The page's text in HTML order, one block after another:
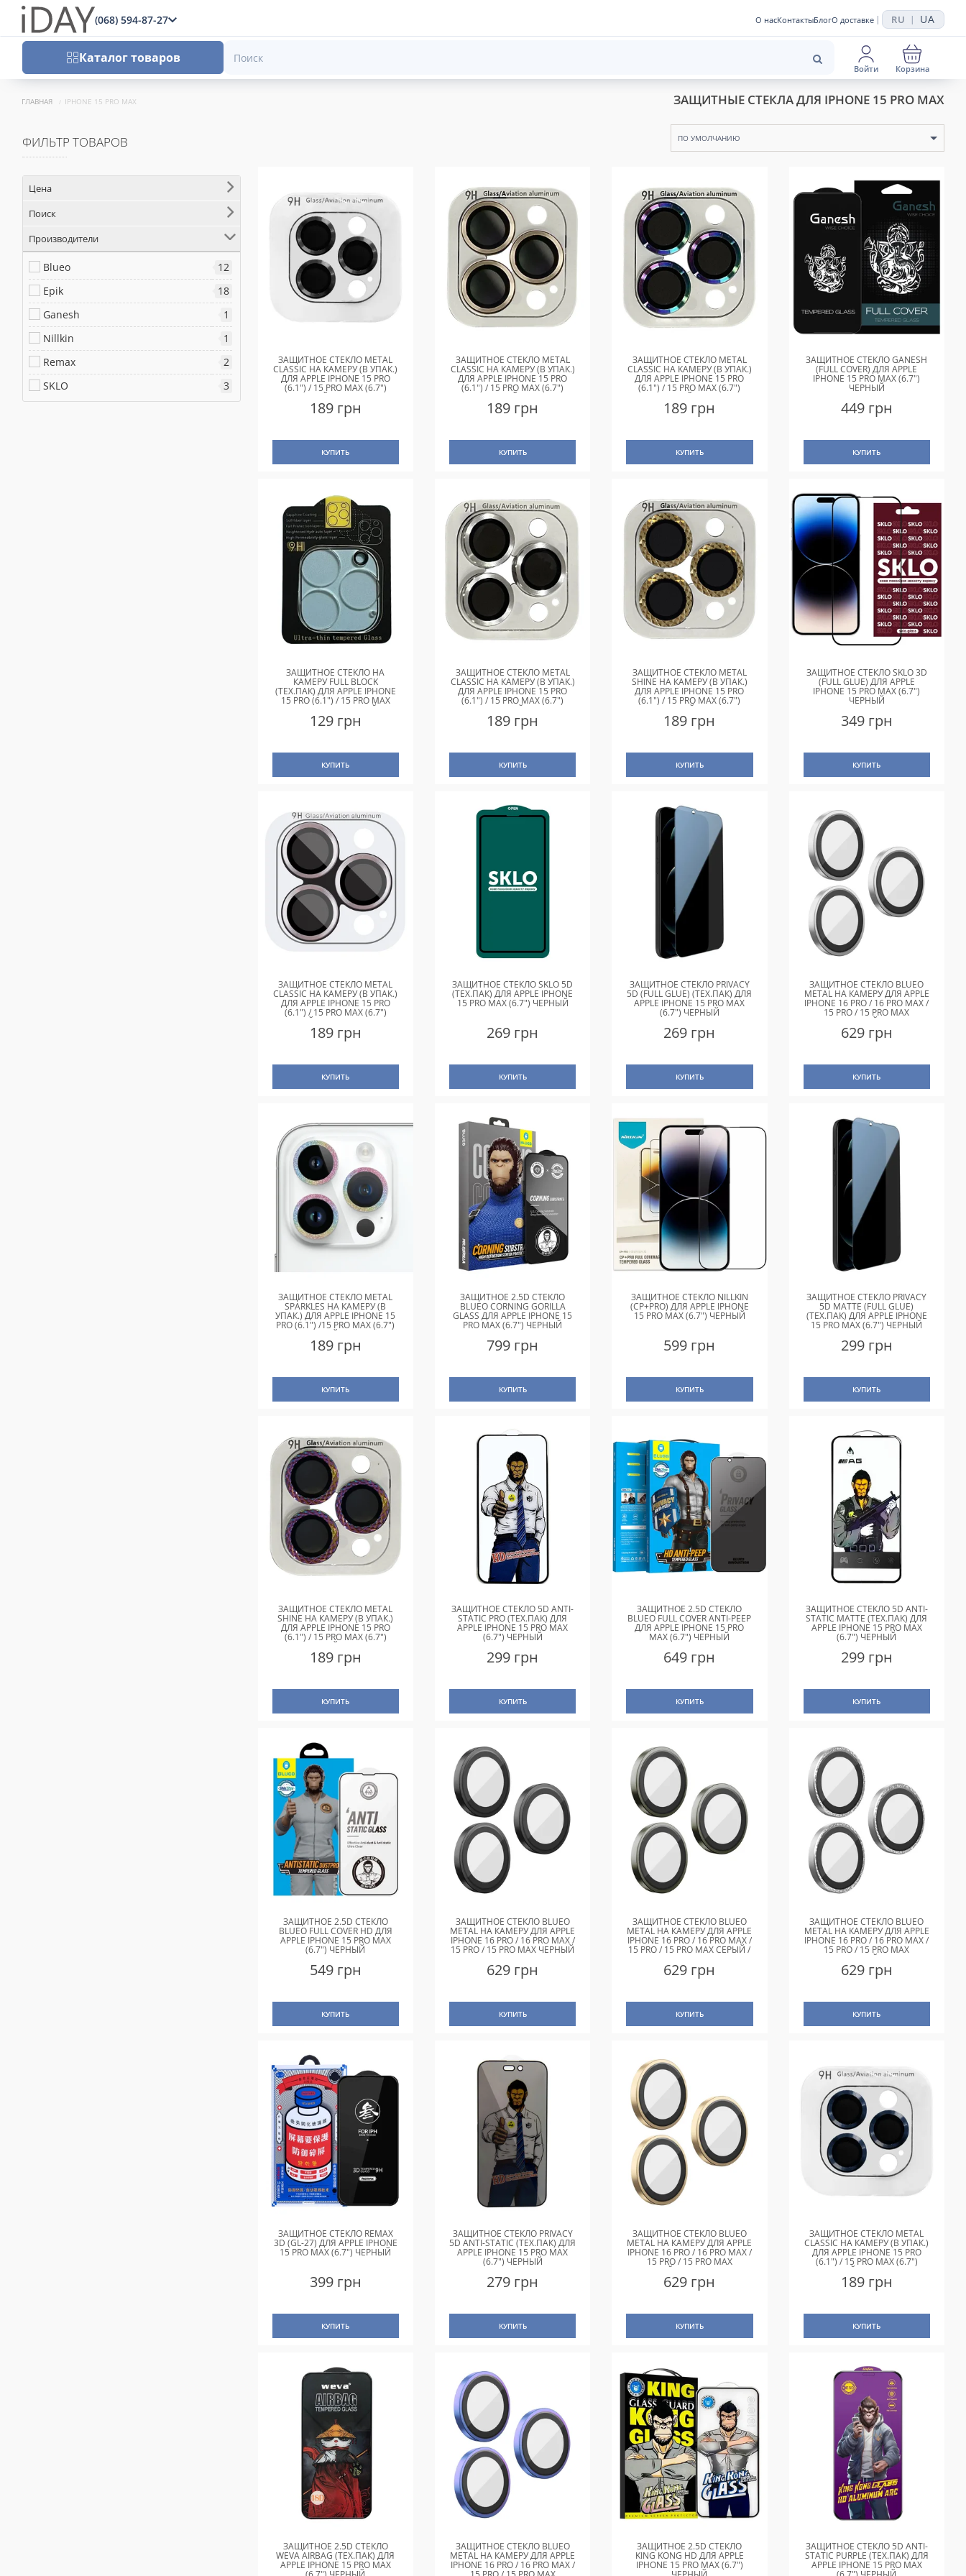
(068) 594-87-27 О насКонтактыБлогО доставке | RU | UA
Каталог товаров
Войти Корзина
ГЛАВНАЯ IPHONE 15 PRO MAX ЗАЩИТНЫЕ СТЕКЛА ДЛЯ IPHONE 15 PRO MAX
ФИЛЬТР ТОВАРОВ
Цена
Поиск
Производители
Blueo
12
Epik
18
Ganesh
1
Nillkin
1
Remax
2
SKLO
3
ПО УМОЛЧАНИЮ
ЗАЩИТНОЕ СТЕКЛО METAL
CLASSIC НА КАМЕРУ (В УПАК.)
ДЛЯ APPLE IPHONE 15 PRO
(6.1") / 15 PRO MAX (6.7")
ЧЕРНЫЙ / MIDNIGHT
189 грн
КУПИТЬ
ЗАЩИТНОЕ СТЕКЛО METAL
CLASSIC НА КАМЕРУ (В УПАК.)
ДЛЯ APPLE IPHONE 15 PRO
(6.1") / 15 PRO MAX (6.7")
ЗОЛОТОЙ / GOLD
189 грн
КУПИТЬ
ЗАЩИТНОЕ СТЕКЛО METAL
CLASSIC НА КАМЕРУ (В УПАК.)
ДЛЯ APPLE IPHONE 15 PRO
(6.1") / 15 PRO MAX (6.7")
СИРЕНЕВЫЙ / RAINBOW
189 грн
КУПИТЬ
ЗАЩИТНОЕ СТЕКЛО GANESH
(FULL COVER) ДЛЯ APPLE
IPHONE 15 PRO MAX (6.7")
ЧЕРНЫЙ
449 грн
КУПИТЬ
ЗАЩИТНОЕ СТЕКЛО НА
КАМЕРУ FULL BLOCK
(ТЕХ.ПАК) ДЛЯ APPLE IPHONE
15 PRO (6.1") / 15 PRO MAX
(6.7") ПРОЗРАЧНЫЙ
129 грн
КУПИТЬ
ЗАЩИТНОЕ СТЕКЛО METAL
CLASSIC НА КАМЕРУ (В УПАК.)
ДЛЯ APPLE IPHONE 15 PRO
(6.1") / 15 PRO MAX (6.7")
СЕРЕБРЯНЫЙ / SILVER
189 грн
КУПИТЬ
ЗАЩИТНОЕ СТЕКЛО METAL
SHINE НА КАМЕРУ (В УПАК.)
ДЛЯ APPLE IPHONE 15 PRO
(6.1") / 15 PRO MAX (6.7")
ЗОЛОТОЙ / GOLD
189 грн
КУПИТЬ
ЗАЩИТНОЕ СТЕКЛО SKLO 3D
(FULL GLUE) ДЛЯ APPLE
IPHONE 15 PRO MAX (6.7")
ЧЕРНЫЙ
349 грн
КУПИТЬ
ЗАЩИТНОЕ СТЕКЛО METAL
CLASSIC НА КАМЕРУ (В УПАК.)
ДЛЯ APPLE IPHONE 15 PRO
(6.1") / 15 PRO MAX (6.7")
СЕРЫЙ / TITANIUM GRAY
189 грн
КУПИТЬ
ЗАЩИТНОЕ СТЕКЛО SKLO 5D
(ТЕХ.ПАК) ДЛЯ APPLE IPHONE
15 PRO MAX (6.7") ЧЕРНЫЙ
269 грн
КУПИТЬ
ЗАЩИТНОЕ СТЕКЛО PRIVACY
5D (FULL GLUE) (ТЕХ.ПАК) ДЛЯ
APPLE IPHONE 15 PRO MAX
(6.7") ЧЕРНЫЙ
269 грн
КУПИТЬ
ЗАЩИТНОЕ СТЕКЛО BLUEO
METAL НА КАМЕРУ ДЛЯ APPLE
IPHONE 16 PRO / 16 PRO MAX /
15 PRO / 15 PRO MAX
СЕРЕБРЯНЫЙ / SILVER
629 грн
КУПИТЬ
ЗАЩИТНОЕ СТЕКЛО METAL
SPARKLES НА КАМЕРУ (В
УПАК.) ДЛЯ APPLE IPHONE 15
PRO (6.1") /15 PRO MAX (6.7")
СИРЕНЕВЫЙ / RAINBOW
189 грн
КУПИТЬ
ЗАЩИТНОЕ 2.5D СТЕКЛО
BLUEO CORNING GORILLA
GLASS ДЛЯ APPLE IPHONE 15
PRO MAX (6.7") ЧЕРНЫЙ
799 грн
КУПИТЬ
ЗАЩИТНОЕ СТЕКЛО NILLKIN
(CP+PRO) ДЛЯ APPLE IPHONE
15 PRO MAX (6.7") ЧЕРНЫЙ
599 грн
КУПИТЬ
ЗАЩИТНОЕ СТЕКЛО PRIVACY
5D MATTE (FULL GLUE)
(ТЕХ.ПАК) ДЛЯ APPLE IPHONE
15 PRO MAX (6.7") ЧЕРНЫЙ
299 грн
КУПИТЬ
ЗАЩИТНОЕ СТЕКЛО METAL
SHINE НА КАМЕРУ (В УПАК.)
ДЛЯ APPLE IPHONE 15 PRO
(6.1") / 15 PRO MAX (6.7")
СИРЕНЕВЫЙ / RAINBOW
189 грн
КУПИТЬ
ЗАЩИТНОЕ СТЕКЛО 5D ANTI-
STATIC PRO (ТЕХ.ПАК) ДЛЯ
APPLE IPHONE 15 PRO MAX
(6.7") ЧЕРНЫЙ
299 грн
КУПИТЬ
ЗАЩИТНОЕ 2.5D СТЕКЛО
BLUEO FULL COVER ANTI-PEEP
ДЛЯ APPLE IPHONE 15 PRO
MAX (6.7") ЧЕРНЫЙ
649 грн
КУПИТЬ
ЗАЩИТНОЕ СТЕКЛО 5D ANTI-
STATIC MATTE (ТЕХ.ПАК) ДЛЯ
APPLE IPHONE 15 PRO MAX
(6.7") ЧЕРНЫЙ
299 грн
КУПИТЬ
ЗАЩИТНОЕ 2.5D СТЕКЛО
BLUEO FULL COVER HD ДЛЯ
APPLE IPHONE 15 PRO MAX
(6.7") ЧЕРНЫЙ
549 грн
КУПИТЬ
ЗАЩИТНОЕ СТЕКЛО BLUEO
METAL НА КАМЕРУ ДЛЯ APPLE
IPHONE 16 PRO / 16 PRO MAX /
15 PRO / 15 PRO MAX ЧЕРНЫЙ
629 грн
КУПИТЬ
ЗАЩИТНОЕ СТЕКЛО BLUEO
METAL НА КАМЕРУ ДЛЯ APPLE
IPHONE 16 PRO / 16 PRO MAX /
15 PRO / 15 PRO MAX СЕРЫЙ /
629 грн
КУПИТЬ
ЗАЩИТНОЕ СТЕКЛО BLUEO
METAL НА КАМЕРУ ДЛЯ APPLE
IPHONE 16 PRO / 16 PRO MAX /
15 PRO / 15 PRO MAX
СЕРЕБРЯНЫЙ / SILVER
DIAMOND
629 грн
КУПИТЬ
ЗАЩИТНОЕ СТЕКЛО REMAX
3D (GL-27) ДЛЯ APPLE IPHONE
15 PRO MAX (6.7") ЧЕРНЫЙ
399 грн
КУПИТЬ
ЗАЩИТНОЕ СТЕКЛО PRIVACY
5D ANTI-STATIC (ТЕХ.ПАК) ДЛЯ
APPLE IPHONE 15 PRO MAX
(6.7") ЧЕРНЫЙ
279 грн
КУПИТЬ
ЗАЩИТНОЕ СТЕКЛО BLUEO
METAL НА КАМЕРУ ДЛЯ APPLE
IPHONE 16 PRO / 16 PRO MAX /
15 PRO / 15 PRO MAX
ЗОЛОТОЙ / GOLD TITANIUM
629 грн
КУПИТЬ
ЗАЩИТНОЕ СТЕКЛО METAL
CLASSIC НА КАМЕРУ (В УПАК.)
ДЛЯ APPLE IPHONE 15 PRO
(6.1") / 15 PRO MAX (6.7")
СИНИЙ / DARK BLUE
189 грн
КУПИТЬ
ЗАЩИТНОЕ 2.5D СТЕКЛО
WEVA AIRBAG (ТЕХ.ПАК) ДЛЯ
APPLE IPHONE 15 PRO MAX
ЗАЩИТНОЕ СТЕКЛО BLUEO
METAL НА КАМЕРУ ДЛЯ APPLE
IPHONE 16 PRO / 16 PRO MAX /
ЗАЩИТНОЕ 2.5D СТЕКЛО
KING KONG HD ДЛЯ APPLE
IPHONE 15 PRO MAX (6.7")
ЗАЩИТНОЕ СТЕКЛО 5D ANTI-
STATIC PURPLE (ТЕХ.ПАК) ДЛЯ
APPLE IPHONE 15 PRO MAX